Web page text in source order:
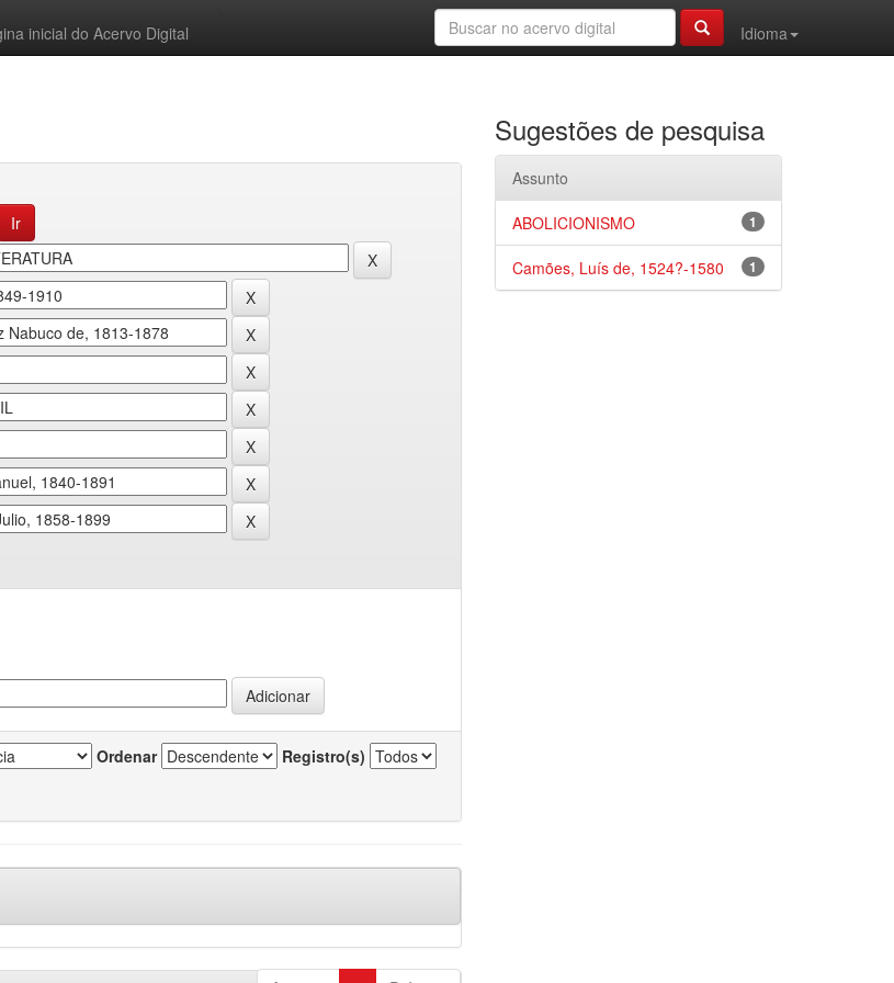
inicial do Acervo Digital
Idioma
Ordenar Registro(s)
Sugestões de pesquisa
Assunto
1
ABOLICIONISMO
1
Camões, Luís de, 1524?-1580